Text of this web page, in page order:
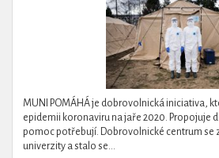
MUNI POMÁHÁ je dobrovolnická iniciativa,
epidemii koronaviru na jaře 2020. Propojuje
pomoc potřebují. Dobrovolnické centrum se
univerzity a stalo se...